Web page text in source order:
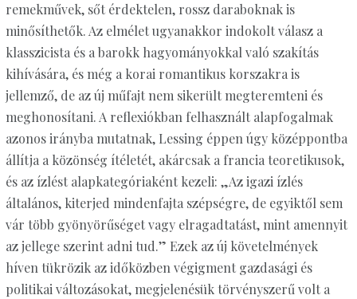
remekművek, sőt érdektelen, rossz daraboknak is
minősíthetők. Az elmélet ugyanakkor indokolt válasz a
klasszicista és a barokk hagyományokkal való szakítás
kihívására, és még a korai romantikus korszakra is
jellemző, de az új műfajt nem sikerült megteremteni és
meghonosítani. A reflexiókban felhasznált alapfogalmak
azonos irányba mutatnak, Lessing éppen úgy középpontba
állítja a közönség ítéletét, akárcsak a francia teoretikusok,
és az ízlést alapkategóriaként kezeli: „Az igazi ízlés
általános, kiterjed mindenfajta szépségre, de egyiktől sem
vár több gyönyörűséget vagy elragadtatást, mint amennyit
az jellege szerint adni tud.” Ezek az új követelmények
híven tükrözik az időközben végigment gazdasági és
politikai változásokat, megjelenésük törvényszerű volt a